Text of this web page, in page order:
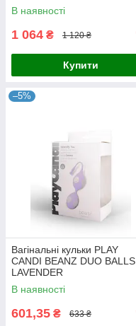
В наявності
1 064 ₴ 1 120 ₴
Купити
–5%
Вагінальні кульки PLAY
CANDI BEANZ DUO BALLS
LAVENDER
В наявності
601,35 ₴ 633 ₴